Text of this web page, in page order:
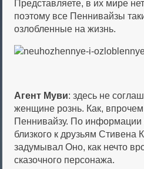
Представляете, в их мире
поэтому все Пеннивайзы
озлобленные на жизнь.
Агент Муви: здесь не
женщине рознь. Как,
Пеннивайзу. По информации
близкого к друзьям Стивена
задумывал Оно, как нечто
сказочного персонажа.